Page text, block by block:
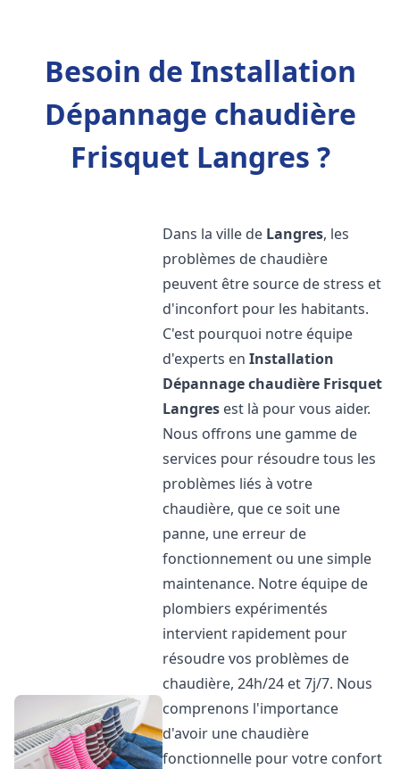
Besoin de Installation
Dépannage chaudière
Frisquet Langres ?
Dans la ville de Langres, les
problèmes de chaudière
peuvent être source de stress et
d'inconfort pour les habitants.
C'est pourquoi notre équipe
d'experts enInstallation
Dépannage chaudière Frisquet
Langres est là pour vous aider.
Nous offrons une gamme de
services pour résoudre tous les
problèmes liés à votre
chaudière, que ce soit une
panne, une erreur de
fonctionnement ou une simple
maintenance. Notre équipe de
plombiers expérimentés
intervient rapidement pour
résoudre vos problèmes de
chaudière, 24h/24 et 7j/7. Nous
comprenons l'importance
d'avoir une chaudière
fonctionnelle pour votre confort